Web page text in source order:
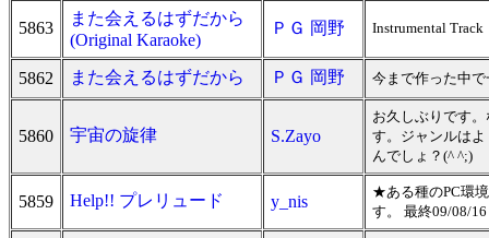
5863
また会えるはずだから
(Original Karaoke)
ＰＧ 岡野 Instrumental Track
5862 また会えるはずだから ＰＧ 岡野 今まで作った中
5860 宇宙の旋律 S.Zayo
お久しぶりです
す。ジャンルは
んでしょ？(^ ^;)
5859 Help!! プレリュード y_nis
★ある種のPC環
す。 最終09/08/16